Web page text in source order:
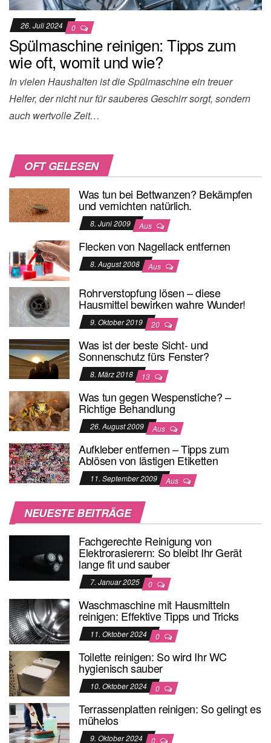
26. Juli 2024 0
Spülmaschine reinigen: Tipps zum
wie oft, womit und wie?
In vielen Haushalten ist die Spülmaschine ein treuer
Helfer, der nicht nur für sauberes Geschirr sorgt, sondern
auch wertvolle Zeit…
OFT GELESEN
Was tun bei Bettwanzen? Bekämpfen
und vernichten natürlich.
8. Juni 2009 Aus
Flecken von Nagellack entfernen
8. August 2008 Aus
Rohrverstopfung lösen – diese
Hausmittel bewirken wahre Wunder!
9. Oktober 2019 20
Was ist der beste Sicht- und
Sonnenschutz fürs Fenster?
8. März 2018 13
Was tun gegen Wespenstiche? –
Richtige Behandlung
26. August 2009 Aus
Aufkleber entfernen – Tipps zum
Ablösen von lästigen Etiketten
11. September 2009 Aus
NEUESTE BEITRÄGE
Fachgerechte Reinigung von
Elektrorasierern: So bleibt Ihr Gerät
lange fit und sauber
7. Januar 2025 0
Waschmaschine mit Hausmitteln
reinigen: Effektive Tipps und Tricks
11. Oktober 2024 0
Toilette reinigen: So wird Ihr WC
hygienisch sauber
10. Oktober 2024 0
Terrassenplatten reinigen: So gelingt es
mühelos
9. Oktober 2024 0